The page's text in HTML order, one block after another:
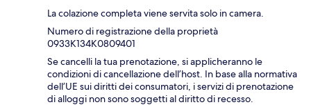
La colazione completa viene servita solo in camera.
Numero di registrazione della proprietà
0933K134K0809401
Se cancelli la tua prenotazione, si applicheranno le
condizioni di cancellazione dell’host. In base alla normativa
dell’UE sui diritti dei consumatori, i servizi di prenotazione
di alloggi non sono soggetti al diritto di recesso.